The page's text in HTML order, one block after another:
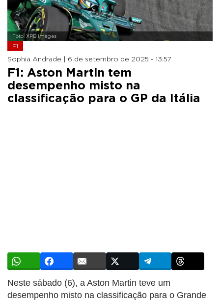
Foto: XPB Images
F1
Sophia Andrade | 6 de setembro de 2025 - 13:57
F1: Aston Martin tem
desempenho misto na
classificação para o GP da Itália
Neste sábado (6), a Aston Martin teve um
desempenho misto na classificação para o Grande